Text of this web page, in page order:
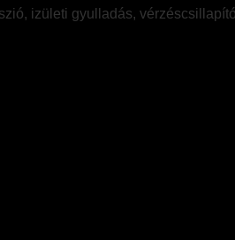
izületi gyulladás,